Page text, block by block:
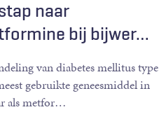
naar
bij bijwer…
van diabetes mellitus type
gebruikte geneesmiddel in
als metfor…